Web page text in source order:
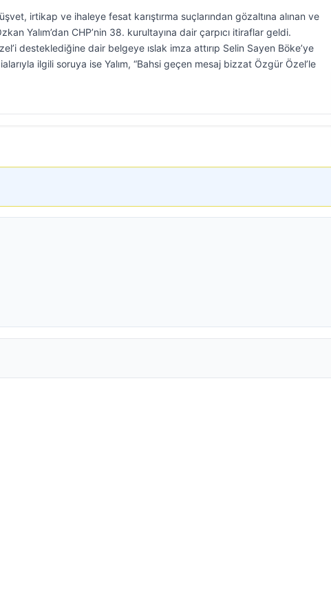
irtikap ve ihaleye fesat karıştırma suçlarından gözaltına alınan ve
Yalım’dan CHP’nin 38. kurultayına dair çarpıcı itiraflar geldi.
desteklediğine dair belgeye ıslak imza attırıp Selin Sayen Böke’ye
ilgili soruya ise Yalım, “Bahsi geçen mesaj bizzat Özgür Özel’le